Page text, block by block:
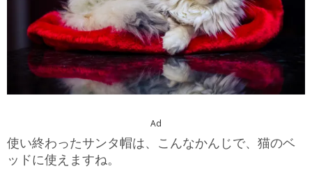
Ad
使い終わったサンタ帽は、こんなかんじで、猫のベ
ッドに使えますね。